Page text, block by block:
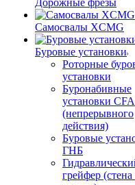
Дорожные фрезы
Самосвалы XCMG
Буровые установки
Роторные
установки
Буронабивные
установки CFA
(непрерывного
действия)
Буровые
ГНБ
грейфер (стена